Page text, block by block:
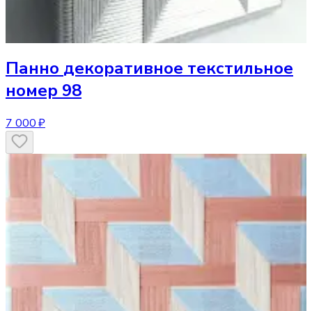
Панно декоративное текстильное
номер 98
7 000 ₽